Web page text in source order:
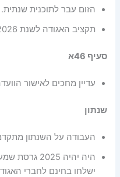
הזום עבר לתוכנית שנתית.
תקציב האגודה לשנת 2026 אושר פה אחד.
סעיף 46א
עדיין מחכים לאישור
שנתון
העבודה על השנתון
היה יהיה
ישלחו בחינם לחברי